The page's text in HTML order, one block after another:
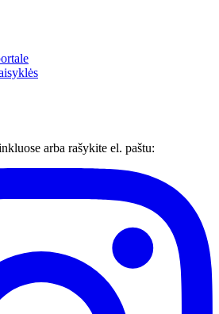
arba rašykite el. paštu: